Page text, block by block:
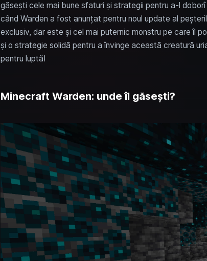
găsești cele mai bune sfaturi și strategii pentru a-l
când Warden a fost anunțat pentru noul update al
exclusiv, dar este și cel mai puternic monstru pe care îl
și o strategie solidă pentru a învinge această creatură
pentru luptă!
Minecraft Warden: unde îl găsești?